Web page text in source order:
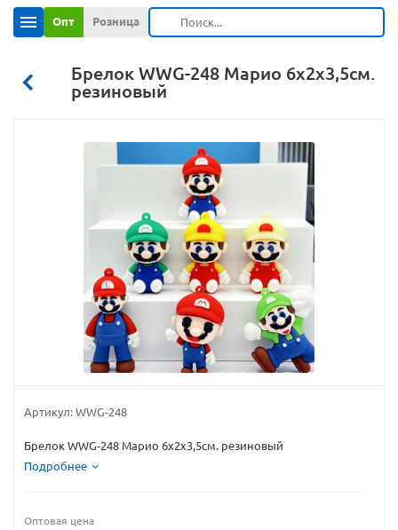
Опт Розница
Брелок WWG-248 Марио 6х2х3,5см.
резиновый
Артикул: WWG-248
Брелок WWG-248 Марио 6х2х3,5см. резиновый
Подробнее
Оптовая цена